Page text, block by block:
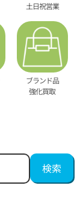
土日祝営業
ブランド品
強化買取